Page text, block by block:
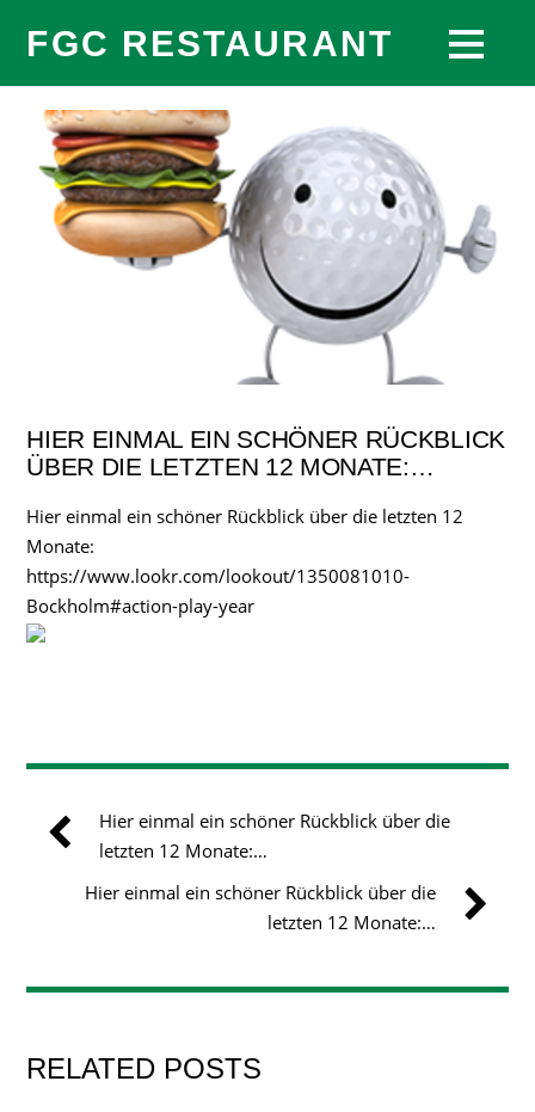
FGC RESTAURANT
HIER EINMAL EIN SCHÖNER RÜCKBLICK
ÜBER DIE LETZTEN 12 MONATE:…
Hier einmal ein schöner Rückblick über die letzten 12
Monate:
https://www.lookr.com/lookout/1350081010-
Bockholm#action-play-year
Hier einmal ein schöner Rückblick über die
letzten 12 Monate:…
Hier einmal ein schöner Rückblick über die
letzten 12 Monate:…
RELATED POSTS